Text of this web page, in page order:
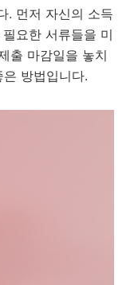
. 먼저 자신의 소득
요한 서류들을 미
출 마감일을 놓치
방법입니다.